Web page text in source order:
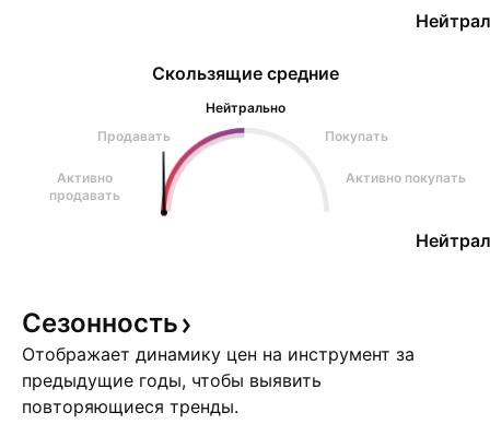
Скользящие средние
Нейтрально
Продавать
Покупать
Активно
продавать
Активно покупать
Сезонность
Отображает динамику цен на инструмент за
предыдущие годы, чтобы выявить
повторяющиеся тренды.